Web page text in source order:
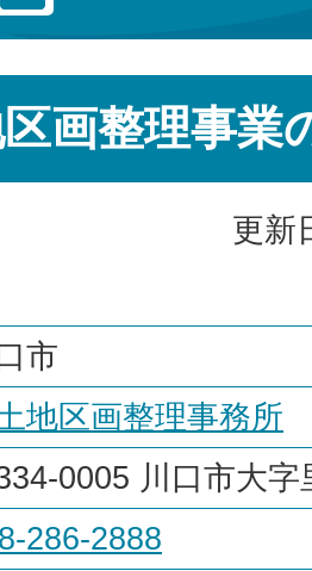
画整理事業
更新
市
地区画整理事務所
0005 川口市大字
286-2888